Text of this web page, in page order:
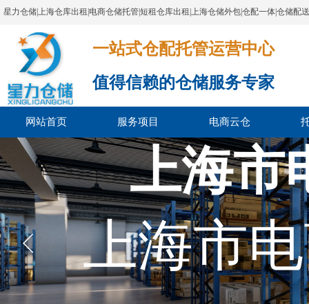
星力仓储|上海仓库出租|电商仓储托管|短租仓库出租|上海仓储外包|仓配一体|仓储配
一站式仓配托管运营中心​​​​​​​​​​​​​​​​​
值得信赖的仓储服务专家
网站首页 服务项目 电商云仓
上海市
上海市